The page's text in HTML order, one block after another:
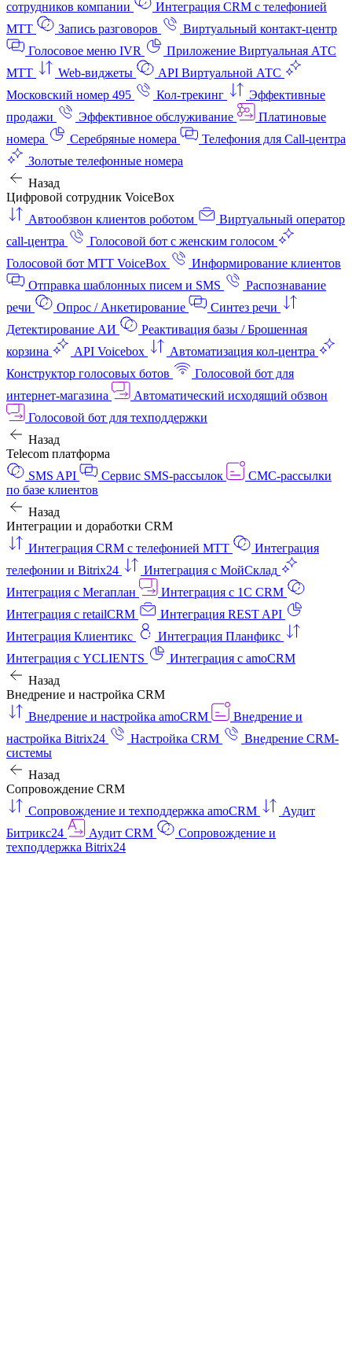
сотрудников компании
Интеграция CRM с телефонией
МТТ
Запись разговоров
Виртуальный контакт‑центр
Голосовое меню IVR
Приложение Виртуальная АТС
МТТ
Web-виджеты
API Виртуальной АТС
Московский номер 495
Кол-трекинг
Эффективные
продажи
Эффективное обслуживание
Платиновые
номера
Серебряные номера
Телефония для Call-центра
Золотые телефонные номера
Назад
Цифровой сотрудник VoiceBox
Автообзвон клиентов роботом
Виртуальный оператор
call-центра
Голосовой бот с женским голосом
Голосовой бот МТТ VoiceBox
Информирование клиентов
Отправка шаблонных писем и SMS
Распознавание
речи
Опрос / Анкетирование
Синтез речи
Детектирование АИ
Реактивация базы / Брошенная
корзина
API Voicebox
Автоматизация кол‑центра
Конструктор голосовых ботов
Голосовой бот для
интернет‑магазина
Автоматический исходящий обзвон
Голосовой бот для техподдержки
Назад
Telecom платформа
SMS API
Сервис SMS-рассылок
СМС-рассылки
по базе клиентов
Назад
Интеграции и доработки CRM
Интеграция CRM с телефонией МТТ
Интеграция
телефонии и Bitrix24
Интеграция с МойСклад
Интеграция с Мегаплан
Интеграция с 1C CRM
Интеграция с retailCRM
Интеграция REST API
Интеграция Клиентикс
Интеграция Планфикс
Интеграция с YCLIENTS
Интеграция с amoCRM
Назад
Внедрение и настройка CRM
Внедрение и настройка amoCRM
Внедрение и
настройка Bitrix24
Настройка CRM
Внедрение CRM-
системы
Назад
Сопровождение CRM
Сопровождение и техподдержка amoCRM
Аудит
Битрикс24
Аудит CRM
Сопровождение и
техподдержка Bitrix24